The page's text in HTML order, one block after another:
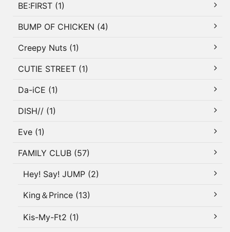
BE:FIRST (1)
BUMP OF CHICKEN (4)
Creepy Nuts (1)
CUTIE STREET (1)
Da-iCE (1)
DISH// (1)
Eve (1)
FAMILY CLUB (57)
Hey! Say! JUMP (2)
King＆Prince (13)
Kis-My-Ft2 (1)